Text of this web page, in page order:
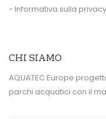
- Informativa sulla privacy
CHI SIAMO
AQUATEC Europe
parchi acquatici con il